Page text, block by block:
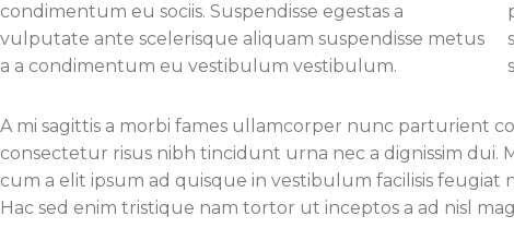
condimentum eu sociis. Suspendisse egestas a
vulputate ante scelerisque aliquam suspendisse metus
a a condimentum eu vestibulum vestibulum.
A mi sagittis a morbi fames ullamcorper nunc parturient
consectetur risus nibh tincidunt urna nec a dignissim dui.
cum a elit ipsum ad quisque in vestibulum facilisis feugiat
Hac sed enim tristique nam tortor ut inceptos a ad nisl